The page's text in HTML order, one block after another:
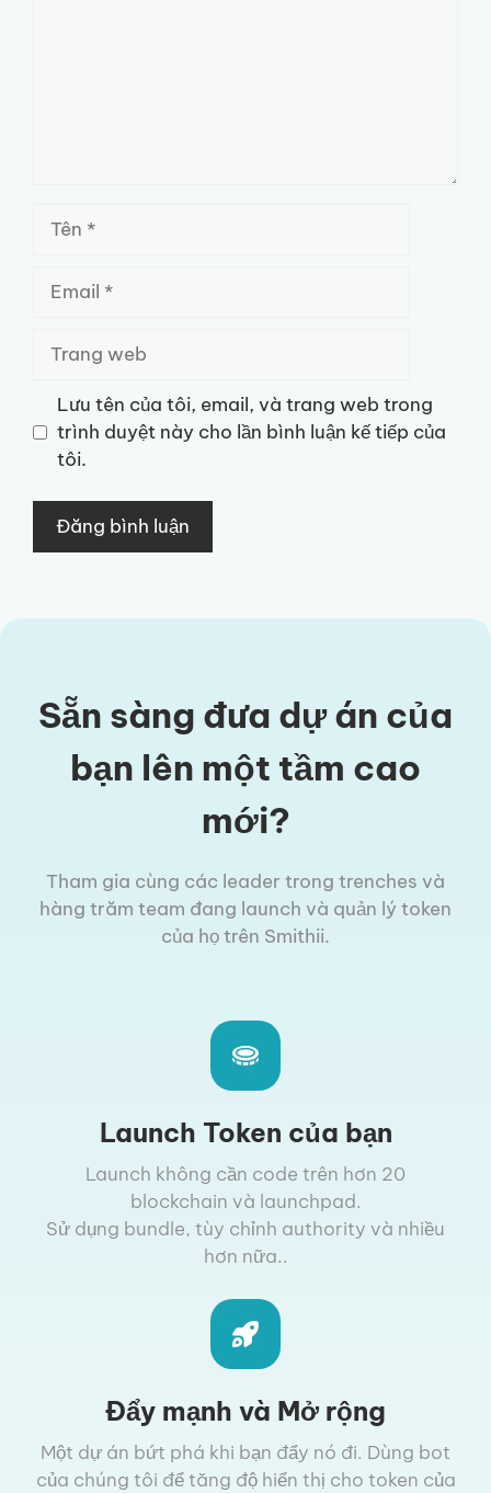
web
Lưu tên của tôi, email, và trang web trong
trình duyệt này cho lần bình luận kế tiếp của
tôi.
Sẵn sàng đưa dự án của
bạn lên một tầm cao
mới?
Tham gia cùng các leader trong trenches và
hàng trăm team đang launch và quản lý token
của họ trên Smithii.
Launch Token của bạn
Launch không cần code trên hơn 20
blockchain và launchpad.
Sử dụng bundle, tùy chỉnh authority và nhiều
hơn nữa..
Đẩy mạnh và Mở rộng
Một dự án bứt phá khi bạn đẩy nó đi. Dùng bot
của chúng tôi để tăng độ hiển thị cho token của